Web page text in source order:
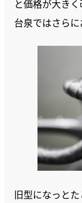
と価格が大き
台泉ではさらに
旧型になっとた